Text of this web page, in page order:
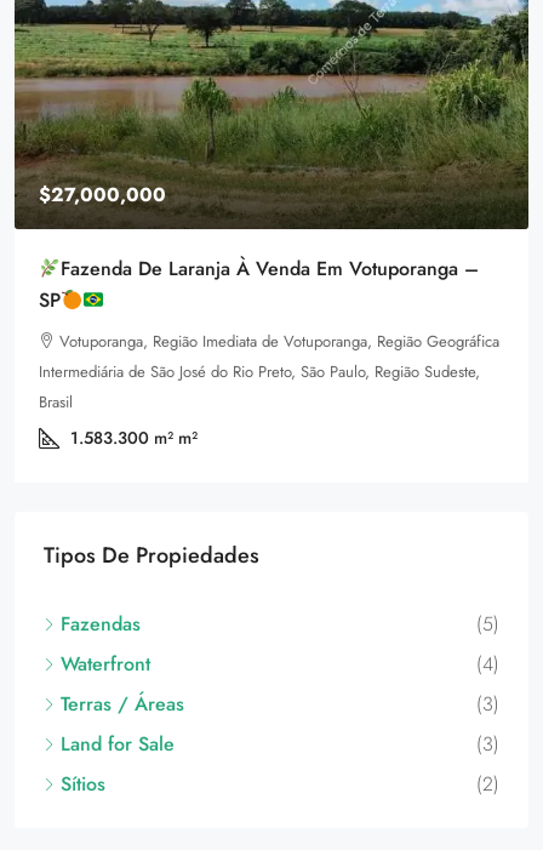
$27,000,000
Fazenda De Laranja À Venda Em Votuporanga –
SP
Votuporanga, Região Imediata de Votuporanga, Região Geográfica
Intermediária de São José do Rio Preto, São Paulo, Região Sudeste,
Brasil
1.583.300 m² m²
Tipos De Propiedades
Fazendas
(5)
Waterfront
(4)
Terras / Áreas
(3)
Land for Sale
(3)
Sítios
(2)